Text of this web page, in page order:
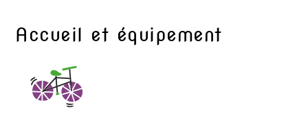
Accueil et équipement